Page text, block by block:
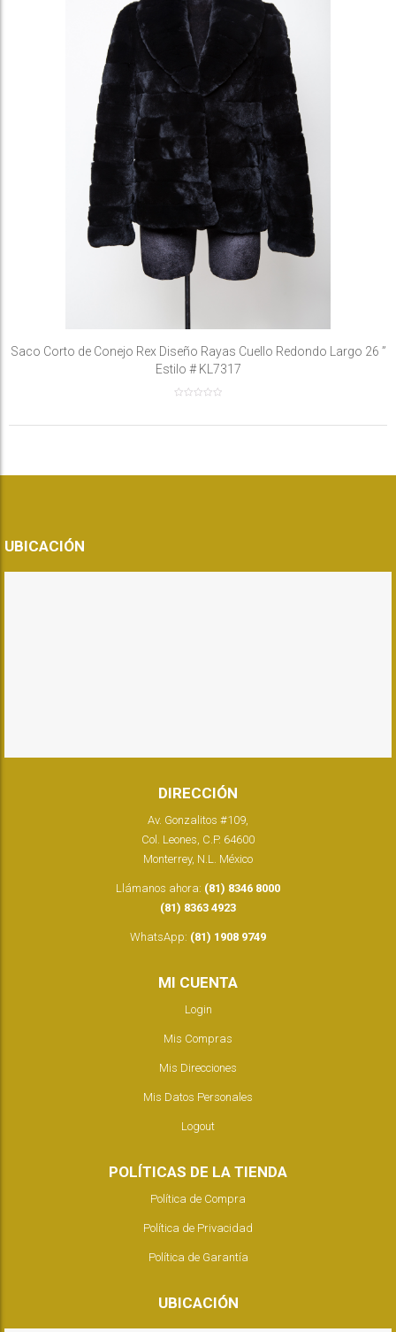
Saco Corto de Conejo Rex Diseño Rayas Cuello Redondo Largo 26 ”
Estilo # KL7317
UBICACIÓN
DIRECCIÓN
Av. Gonzalitos #109,
Col. Leones, C.P. 64600
Monterrey, N.L. México
Llámanos ahora: (81) 8346 8000
(81) 8363 4923
WhatsApp: (81) 1908 9749
MI CUENTA
Login
Mis Compras
Mis Direcciones
Mis Datos Personales
Logout
POLÍTICAS DE LA TIENDA
Política de Compra
Política de Privacidad
Política de Garantía
UBICACIÓN